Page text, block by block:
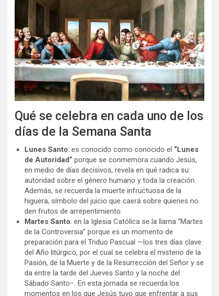
Qué se celebra en cada uno de los
días de la Semana Santa
Lunes Santo: es conocido como conocido el “Lunes
de Autoridad” porque se conmemora cuando Jesús,
en medio de días decisivos, revela en qué radica su
autoridad sobre el género humano y toda la creación.
Además, se recuerda la muerte infructuosa de la
higuera, símbolo del juicio que caerá sobre quienes no
den frutos de arrepentimiento.
Martes Santo: en la Iglesia Católica se la llama “Martes
de la Controversia” porque es un momento de
preparación para el Triduo Pascual —los tres días clave
del Año litúrgico, por el cual se celebra el misterio de la
Pasión, de la Muerte y de la Resurrección del Señor y se
da entre la tarde del Jueves Santo y la noche del
Sábado Santo−. En esta jornada se recuerda los
momentos en los que Jesús tuvo que enfrentar a sus